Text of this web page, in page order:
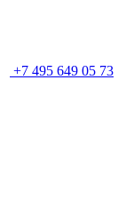
+7 495 649 05 73